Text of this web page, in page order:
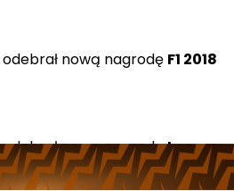
odebrał nową nagrodę F1 2018
odebrałnową nagrodęLosowy